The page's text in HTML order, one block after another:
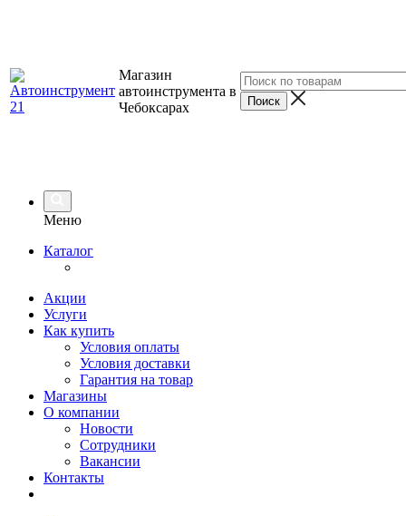
Магазин
автоинструмента в
Чебоксарах
Меню
Каталог
Акции
Услуги
Как купить
Условия оплаты
Условия доставки
Гарантия на товар
Магазины
О компании
Новости
Сотрудники
Вакансии
Контакты